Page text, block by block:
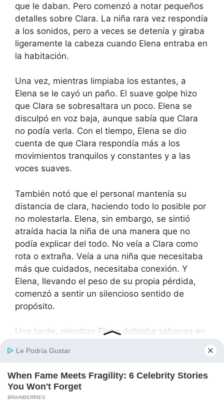
que le daban. Pero comenzó a notar pequeños
detalles sobre Clara. La niña rara vez respondía
a los sonidos, pero a veces se detenía y giraba
ligeramente la cabeza cuando Elena entraba en
la habitación.
Una vez, mientras limpiaba los estantes, a
Elena se le cayó un paño. El suave golpe hizo
que Clara se sobresaltara un poco. Elena se
disculpó en voz baja, aunque sabía que Clara
no podía verla. Con el tiempo, Elena se dio
cuenta de que Clara respondía más a los
movimientos tranquilos y constantes y a las
voces suaves.
También notó que el personal mantenía su
distancia de clara, haciendo todo lo posible por
no molestarla. Elena, sin embargo, se sintió
atraída hacia la niña de una manera que no
podía explicar del todo. No veía a Clara como
rota o extraña. Veía a una niña que necesitaba
más que cuidados, necesitaba conexión. Y
Elena, llevando el peso de su propia pérdida,
comenzó a sentir un silencioso sentido de
propósito.
Una tarde, mientras Elena doblaba sábanas en
escuchó un pequeño sonido. Era un zumbido
y escuchó. Era clara. estaba sentada en el
suelo, no lejos de su puerta, tarareando una